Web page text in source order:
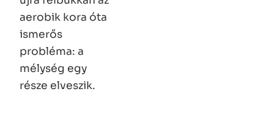
aerobik kora óta
ismerős
probléma: a
mélység egy
része elveszik.